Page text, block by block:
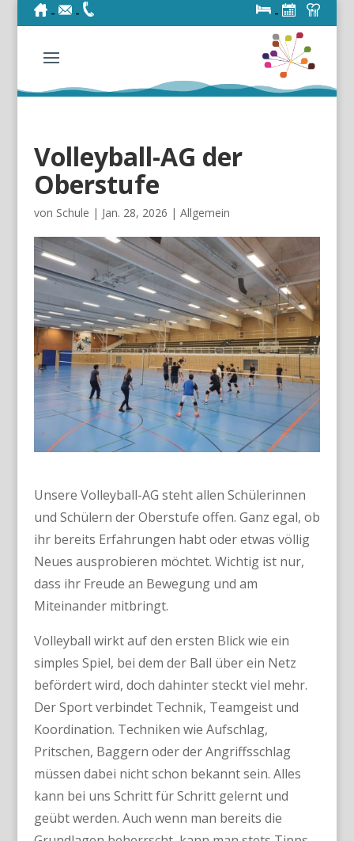
- - - -
Volleyball-AG der
Oberstufe
von Schule | Jan. 28, 2026 | Allgemein
Unsere Volleyball-AG steht allen Schülerinnen
und Schülern der Oberstufe offen. Ganz egal, ob
ihr bereits Erfahrungen habt oder etwas völlig
Neues ausprobieren möchtet. Wichtig ist nur,
dass ihr Freude an Bewegung und am
Miteinander mitbringt.
Volleyball wirkt auf den ersten Blick wie ein
simples Spiel, bei dem der Ball über ein Netz
befördert wird, doch dahinter steckt viel mehr.
Der Sport verbindet Technik, Teamgeist und
Koordination. Techniken wie Aufschlag,
Pritschen, Baggern oder der Angriffsschlag
müssen dabei nicht schon bekannt sein. Alles
kann bei uns Schritt für Schritt gelernt und
geübt werden. Auch wenn man bereits die